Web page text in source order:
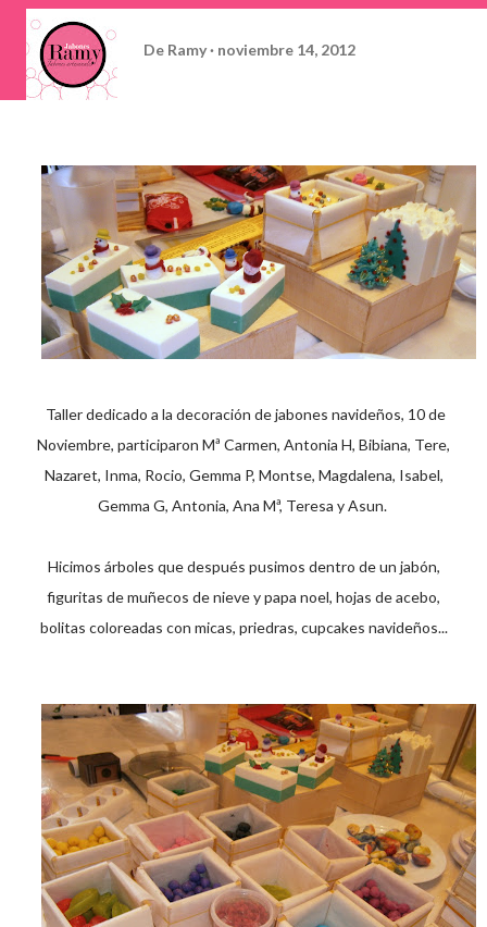
De Ramy noviembre 14, 2012
Taller dedicado a la decoración de jabones navideños, 10 de
Noviembre, participaron Mª Carmen, Antonia H, Bibiana, Tere,
Nazaret, Inma, Rocio, Gemma P, Montse, Magdalena, Isabel,
Gemma G, Antonia, Ana Mª, Teresa y Asun.
Hicimos árboles que después pusimos dentro de un jabón,
figuritas de muñecos de nieve y papa noel, hojas de acebo,
bolitas coloreadas con micas, priedras, cupcakes navideños...